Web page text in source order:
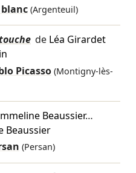
(Argenteuil)
de Léa Girardet
Picasso (Montigny-lès-
Beaussier…
Beaussier
(Persan)